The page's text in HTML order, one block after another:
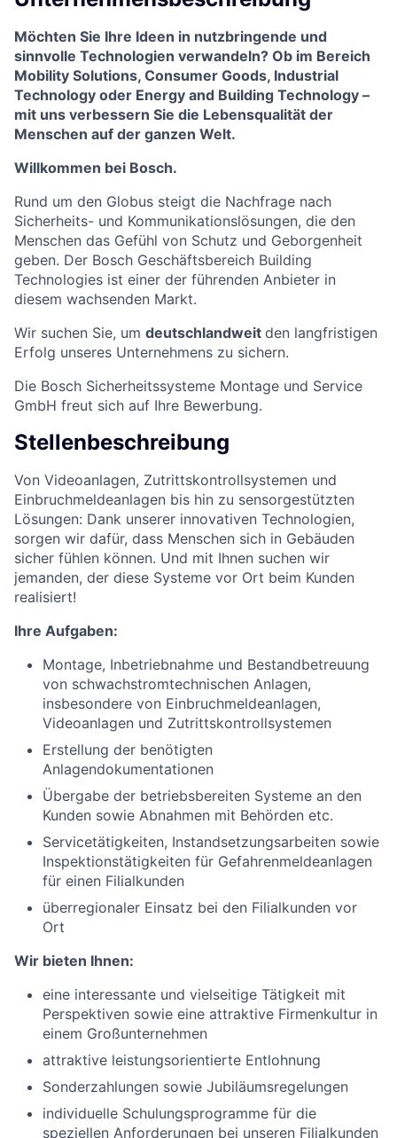
Möchten Sie Ihre Ideen in nutzbringende und
sinnvolle Technologien verwandeln? Ob im Bereich
Mobility Solutions, Consumer Goods, Industrial
Technology oder Energy and Building Technology –
mit uns verbessern Sie die Lebensqualität der
Menschen auf der ganzen Welt.
Willkommen bei Bosch.
Rund um den Globus steigt die Nachfrage nach
Sicherheits- und Kommunikationslösungen, die den
Menschen das Gefühl von Schutz und Geborgenheit
geben. Der Bosch Geschäftsbereich Building
Technologies ist einer der führenden Anbieter in
diesem wachsenden Markt.
Wir suchen Sie, um deutschlandweit den langfristigen
Erfolg unseres Unternehmens zu sichern.
Die Bosch Sicherheitssysteme Montage und Service
GmbH freut sich auf Ihre Bewerbung.
Stellenbeschreibung
Von Videoanlagen, Zutrittskontrollsystemen und
Einbruchmeldeanlagen bis hin zu sensorgestützten
Lösungen: Dank unserer innovativen Technologien,
sorgen wir dafür, dass Menschen sich in Gebäuden
sicher fühlen können. Und mit Ihnen suchen wir
jemanden, der diese Systeme vor Ort beim Kunden
realisiert!
Ihre Aufgaben:
Montage, Inbetriebnahme und Bestandbetreuung
von schwachstromtechnischen Anlagen,
insbesondere von Einbruchmeldeanlagen,
Videoanlagen und Zutrittskontrollsystemen
Erstellung der benötigten
Anlagendokumentationen
Übergabe der betriebsbereiten Systeme an den
Kunden sowie Abnahmen mit Behörden etc.
Servicetätigkeiten, Instandsetzungsarbeiten sowie
Inspektionstätigkeiten für Gefahrenmeldeanlagen
für einen Filialkunden
überregionaler Einsatz bei den Filialkunden vor
Ort
Wir bieten Ihnen:
eine interessante und vielseitige Tätigkeit mit
Perspektiven sowie eine attraktive Firmenkultur in
einem Großunternehmen
attraktive leistungsorientierte Entlohnung
Sonderzahlungen sowie Jubiläumsregelungen
individuelle Schulungsprogramme für die
speziellen Anforderungen bei unseren Filialkunden